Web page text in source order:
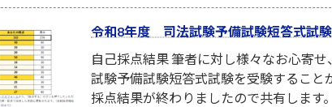
令和8年度 司法試験予備試験短答式試
自己採点結果 筆者に対し様々なお心寄
試験予備試験短答式試験を受験するこ
採点結果が終わりましたので共有し